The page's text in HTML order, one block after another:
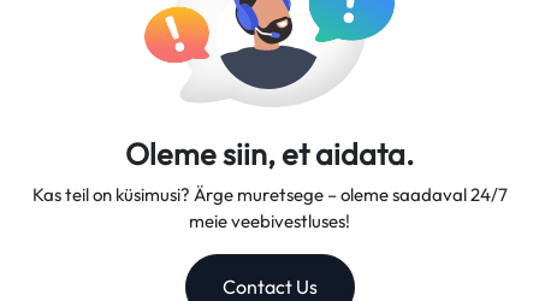
Oleme siin, et aidata.
Kas teil on küsimusi? Ärge muretsege – oleme saadaval 24/7
meie veebivestluses!
Contact Us